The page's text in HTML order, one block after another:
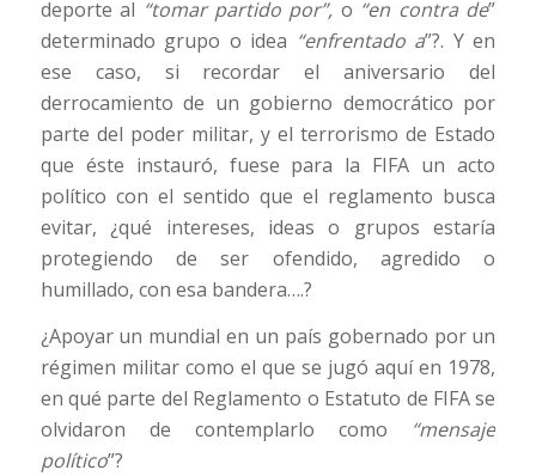
deporte al “tomar partido por”, o “en contra de”
determinado grupo o idea “enfrentado a”?. Y en
ese caso, si recordar el aniversario del
derrocamiento de un gobierno democrático por
parte del poder militar, y el terrorismo de Estado
que éste instauró, fuese para la FIFA un acto
político con el sentido que el reglamento busca
evitar, ¿qué intereses, ideas o grupos estaría
protegiendo de ser ofendido, agredido o
humillado, con esa bandera….?
¿Apoyar un mundial en un país gobernado por un
régimen militar como el que se jugó aquí en 1978,
en qué parte del Reglamento o Estatuto de FIFA se
olvidaron de contemplarlo como “mensaje
político”?